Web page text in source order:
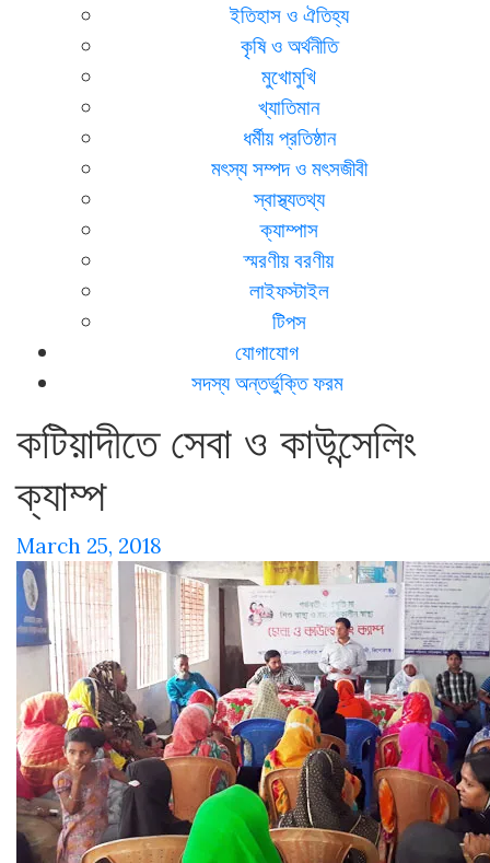
ইতিহাস ও ঐতিহ্য
কৃষি ও অর্থনীতি
মুখোমুখি
খ্যাতিমান
ধর্মীয় প্রতিষ্ঠান
মৎস্য সম্পদ ও মৎসজীবী
স্বাস্থ্যতথ্য
ক্যাম্পাস
স্মরণীয় বরণীয়
লাইফস্টাইল
টিপস
যোগাযোগ
সদস্য অন্তর্ভুক্তি ফরম
কটিয়াদীতে সেবা ও কাউন্সেলিং
ক্যাম্প
March 25, 2018